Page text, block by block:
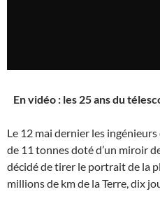
En vidéo : les 25 ans du
Le 12 mai dernier les
de 11 tonnes doté d’un miroir
décidé de tirer le portrait de la
millions de km de la Terre, dix